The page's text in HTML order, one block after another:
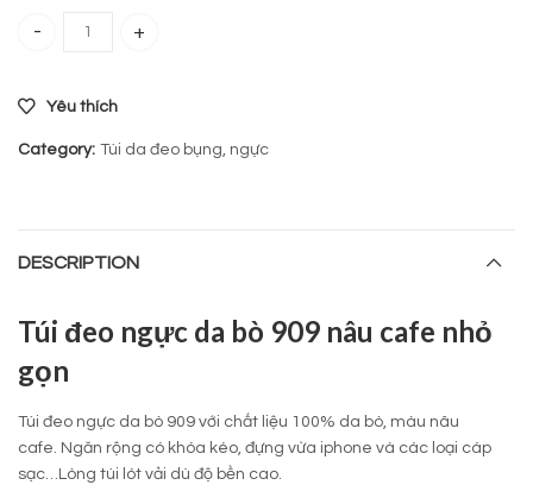
Túi đeo ngực da bò 909 quantity
Yêu thích
Category: Túi da đeo bụng, ngực
DESCRIPTION
Túi đeo ngực da bò 909 nâu cafe nhỏ
gọn
Túi đeo ngực da bò 909 với chất liệu 100% da bò, màu nâu
cafe. Ngăn rộng có khóa kéo, đựng vừa iphone và các loại cáp
sạc…Lòng túi lót vải dù độ bền cao.